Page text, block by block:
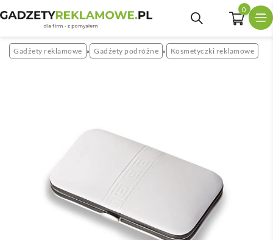
0
Gadżety reklamowe » Gadżety podróżne » Kosmetyczki reklamowe